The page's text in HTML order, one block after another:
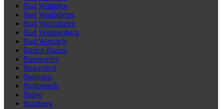
Bad Wimpfen
Bad Windsheim
Bad Wörishofen
Bad Wünnenberg
Bad Wurzach
Baden-Baden
Baesweiler
Baiersdorf
Balingen
Ballenstedt
Balve
Bamberg